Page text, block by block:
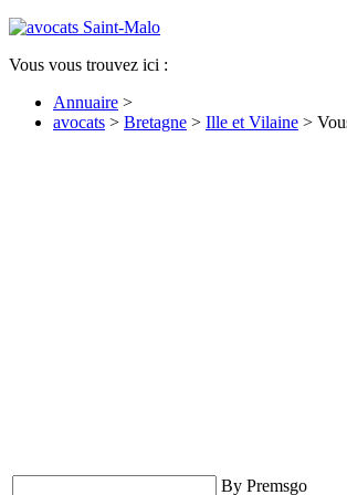
Vous vous trouvez ici :
Annuaire >
avocats > Bretagne > Ille et Vilaine >
By Premsgo